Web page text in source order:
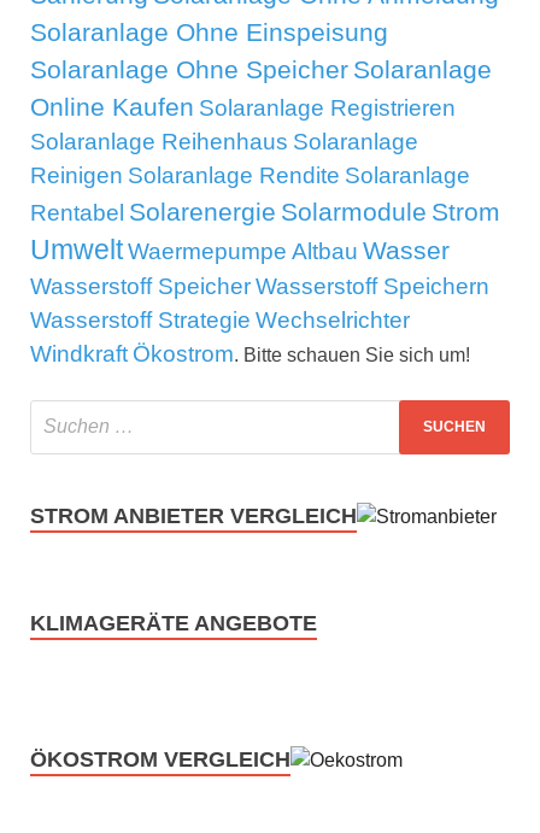
Solaranlage Ohne Einspeisung
Solaranlage Ohne Speicher Solaranlage
Online Kaufen Solaranlage Registrieren
Solaranlage Reihenhaus Solaranlage
Reinigen Solaranlage Rendite Solaranlage
Rentabel Solarenergie Solarmodule Strom
UmweltWaermepumpe Altbau Wasser
Wasserstoff SpeicherWasserstoff Speichern
Wasserstoff Strategie Wechselrichter
Windkraft Ökostrom. Bitte schauen Sie sich um!
STROM ANBIETER VERGLEICH
KLIMAGERÄTE ANGEBOTE
ÖKOSTROM VERGLEICH